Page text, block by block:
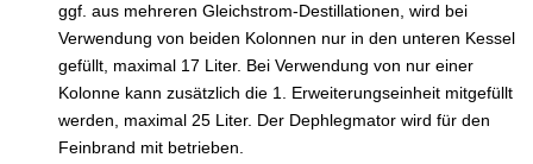
ggf. aus mehreren Gleichstrom-Destillationen, wird bei
Verwendung von beiden Kolonnen nur in den unteren Kessel
gefüllt, maximal 17 Liter. Bei Verwendung von nur einer
Kolonne kann zusätzlich die 1. Erweiterungseinheit mitgefüllt
werden, maximal 25 Liter. Der Dephlegmator wird für den
Feinbrand mit betrieben.